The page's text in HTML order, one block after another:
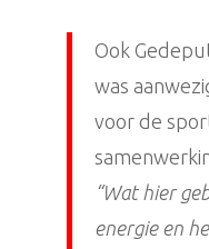
Ook
was
voor de
“Wat hier
energie en